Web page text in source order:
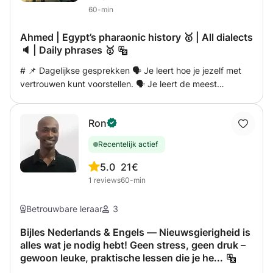
"Nederlands voor anderstaligen en moedertaalsprekers".
60-min
Ahmed | Egypt’s pharaonic history 🥇 | All dialects
🔈 | Daily phrases 🥇
# 📌 Dagelijkse gesprekken 🗣️ Je leert hoe je jezelf met
vertrouwen kunt voorstellen. 🗣️ Je leert de meest
Je verbetert je uitspraak zodat je natuurlijker klinkt. # 📌
Grammatica op een eenvoudige manier 📖 Je leert de
belangrijkste regels van het Egyptisch Arabisch zonder
ingewikkelde uitleg. 📖 Je begrijpt hoe zinnen worden
opgebouwd en hoe je ze gebruikt in gesprekken. 📖 Je
oefenen. # 📌 Luisteren en spreken 🎧 Je verbetert je
snel spreken. 🎧 Je oefent met echte gesprekken uit het
dagelijks leven. 🎧 Je krijgt meer vertrouwen om te
communiceren met mensen die Egyptisch Arabisch
Ron
Recentelijk actief
5.0
1 reviews
21€
60-min
Betrouwbare leraar 3
Bijles Nederlands & Engels — Nieuwsgierigheid is
alles wat je nodig hebt! Geen stress, geen druk –
gewoon leuke, praktische lessen die je he...